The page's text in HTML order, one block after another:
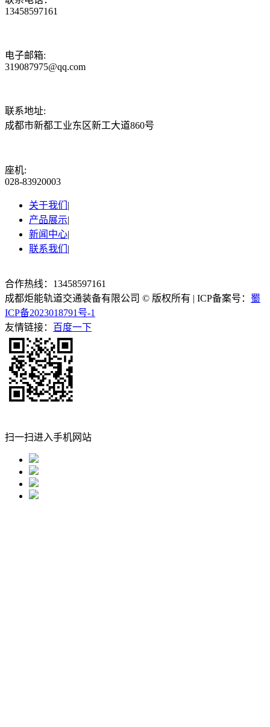
13458597161
电子邮箱:
319087975@qq.com
联系地址:
成都市新都工业东区新工大道860号
座机:
028-83920003
关于我们 |
产品展示|
新闻中心|
联系我们 |
合作热线：13458597161
成都炬能轨道交通装备有限公司 © 版权所有 | ICP备案号： 蜀
ICP备2023018791号-1
友情链接： 百度一下
扫一扫进入手机网站